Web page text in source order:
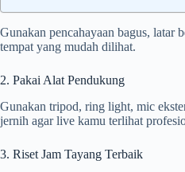
Gunakan pencahayaan bagus, latar
tempat yang mudah dilihat.
2. Pakai Alat Pendukung
Gunakan tripod, ring light, mic
jernih agar live kamu terlihat
3. Riset Jam Tayang Terbaik